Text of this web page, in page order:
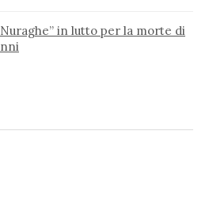
Nuraghe” in lutto per la morte di